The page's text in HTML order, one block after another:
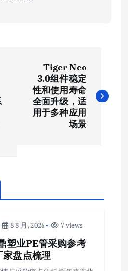
Tiger Neo
3.0组件稳定
性和使用寿命
全面升级，适
用于多种应用
场景
8 8 月, 2026 7 views
塑业PE管采购参考
家盘点梳理